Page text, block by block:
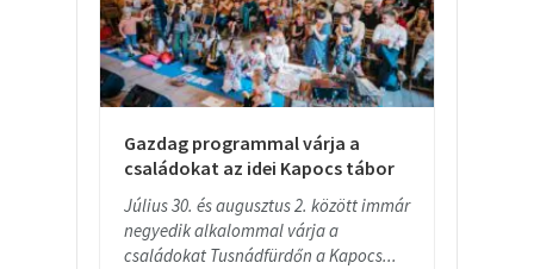
Gazdag programmal várja a
családokat az idei Kapocs tábor
Július 30. és augusztus 2. között immár
negyedik alkalommal várja a
családokat Tusnádfürdőn a Kapocs...